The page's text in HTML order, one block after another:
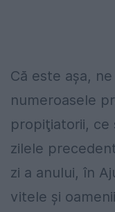
Că este aşa,
numeroasele
propiţiatorii, ce
zilele
zi a anului, în
vitele şi